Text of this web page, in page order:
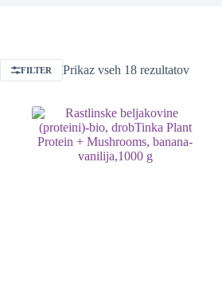
FILTER Prikaz vseh 18 rezultatov